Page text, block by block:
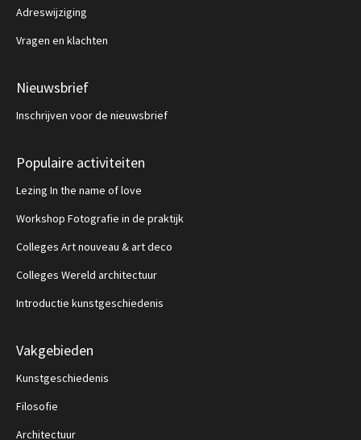
Adreswijziging
Vragen en klachten
Nieuwsbrief
Inschrijven voor de nieuwsbrief
Populaire activiteiten
Lezing In the name of love
Workshop Fotografie in de praktijk
Colleges Art nouveau & art deco
Colleges Wereld architectuur
Introductie kunstgeschiedenis
Vakgebieden
Kunstgeschiedenis
Filosofie
Architectuur